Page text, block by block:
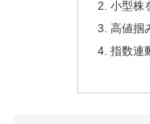
小型株
高値掴
指数連